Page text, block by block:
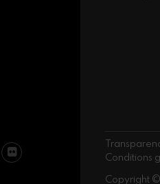
Conditions
Copyright